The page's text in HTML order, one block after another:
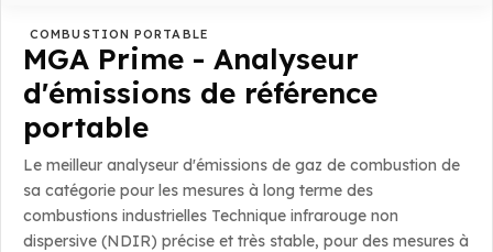
COMBUSTION PORTABLE
MGA Prime - Analyseur
d'émissions de référence
portable
Le meilleur analyseur d'émissions de gaz de combustion de
sa catégorie pour les mesures à long terme des
combustions industrielles Technique infrarouge non
dispersive (NDIR) précise et très stable, pour des mesures à